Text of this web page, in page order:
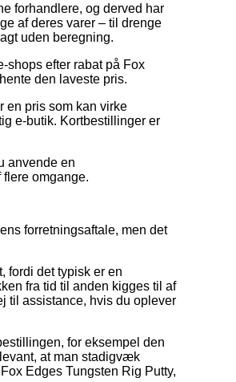
forhandlere, og derved har
af deres varer – til drenge
uden beregning.
shops efter rabat på Fox
den laveste pris.
en pris som kan virke
e-butik. Kortbestillinger er
anvende en
omgange.
forretningsaftale, men det
fordi det typisk er en
fra tid til anden kigges til af
til assistance, hvis du oplever
for eksempel den
at man stadigvæk
Edges Tungsten Rig Putty,